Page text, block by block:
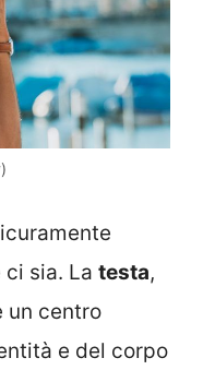
sia. La testa,
un centro
e del corpo